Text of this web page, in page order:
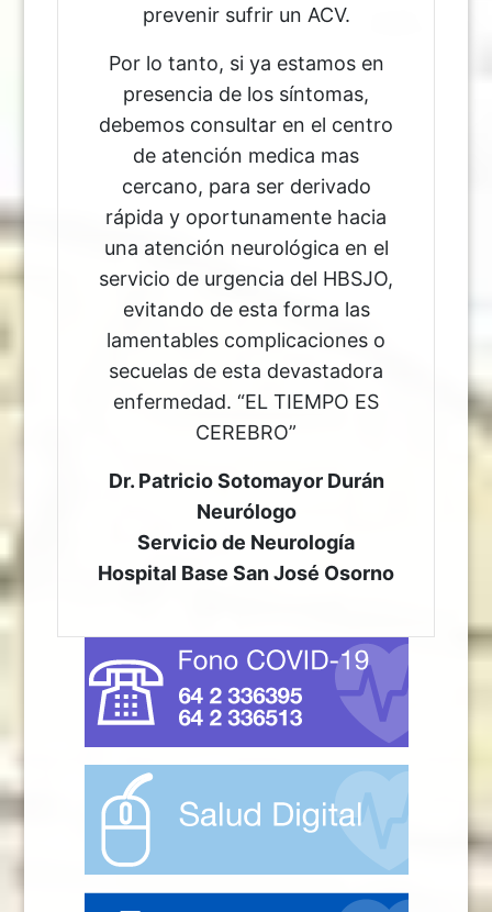
prevenir sufrir un ACV.
Por lo tanto, si ya estamos en
presencia de los síntomas,
debemos consultar en el centro
de atención medica mas
cercano, para ser derivado
rápida y oportunamente hacia
una atención neurológica en el
servicio de urgencia del HBSJO,
evitando de esta forma las
lamentables complicaciones o
secuelas de esta devastadora
enfermedad. “EL TIEMPO ES
CEREBRO”
Dr. Patricio Sotomayor Durán
Neurólogo
Servicio de Neurología
Hospital Base San José Osorno